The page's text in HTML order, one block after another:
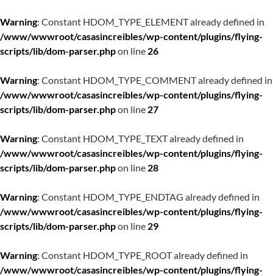
Warning: Constant HDOM_TYPE_ELEMENT already defined in
/www/wwwroot/casasincreibles/wp-content/plugins/flying-
scripts/lib/dom-parser.phpon line 26
Warning: Constant HDOM_TYPE_COMMENT already defined in
/www/wwwroot/casasincreibles/wp-content/plugins/flying-
scripts/lib/dom-parser.phpon line 27
Warning: Constant HDOM_TYPE_TEXT already defined in
/www/wwwroot/casasincreibles/wp-content/plugins/flying-
scripts/lib/dom-parser.phpon line 28
Warning: Constant HDOM_TYPE_ENDTAG already defined in
/www/wwwroot/casasincreibles/wp-content/plugins/flying-
scripts/lib/dom-parser.phpon line 29
Warning: Constant HDOM_TYPE_ROOT already defined in
/www/wwwroot/casasincreibles/wp-content/plugins/flying-